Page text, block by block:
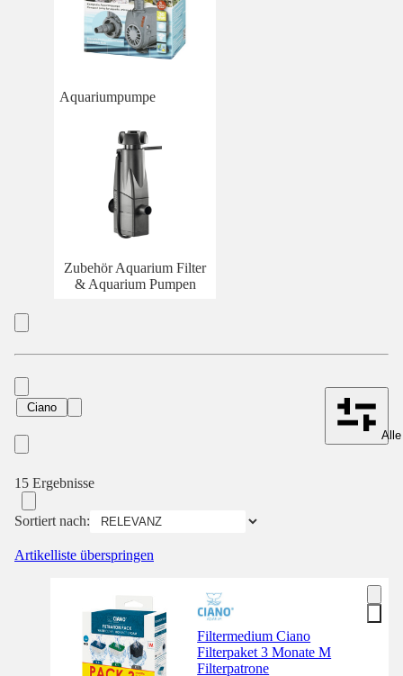
Aquariumpumpe
Zubehör Aquarium Filter
& Aquarium Pumpen
Ciano
15 Ergebnisse
Sortiert nach:
Artikelliste überspringen
Filtermedium Ciano
Filterpaket 3 Monate M
Filterpatrone